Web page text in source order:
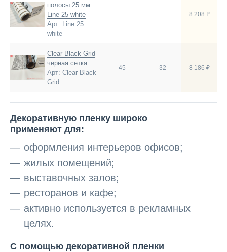
полосы 25 мм
Line 25 white
Арт: Line 25
white
8 208 ₽
Clear Black Grid
черная сетка
Арт: Clear Black
Grid
45 32 8 186 ₽
Декоративную пленку широко
применяют для:
оформления интерьеров офисов;
жилых помещений;
выставочных залов;
ресторанов и кафе;
активно используется в рекламных
целях.
С помощью декоративной пленки